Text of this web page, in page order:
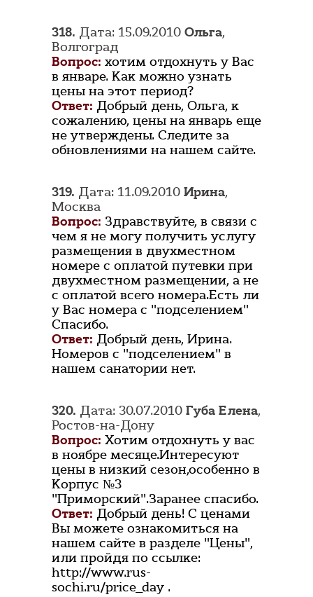
318. Дата: 15.09.2010 Ольга,
Волгоград
Вопрос: хотим отдохнуть у Вас
в январе. Как можно узнать
цены на этот период?
Ответ: Добрый день, Ольга, к
сожалению, цены на январь еще
не утверждены. Следите за
обновлениями на нашем сайте.
319. Дата: 11.09.2010 Ирина,
Москва
Вопрос: Здравствуйте, в связи с
чем я не могу получить услугу
размещения в двухместном
номере с оплатой путевки при
двухместном размещении, а не
с оплатой всего номера.Есть ли
у Вас номера с "подселением"
Спасибо.
Ответ: Добрый день, Ирина.
Номеров с "подселением" в
нашем санатории нет.
320. Дата: 30.07.2010 Губа Елена,
Ростов-на-Дону
Вопрос: Хотим отдохнуть у вас
в ноябре месяце.Интересуют
цены в низкий сезон,особенно в
Корпус №3
"Приморский".Заранее спасибо.
Ответ: Добрый день! С ценами
Вы можете ознакомиться на
нашем сайте в разделе "Цены",
или пройдя по ссылке:
http://www.rus-
sochi.ru/price_day .